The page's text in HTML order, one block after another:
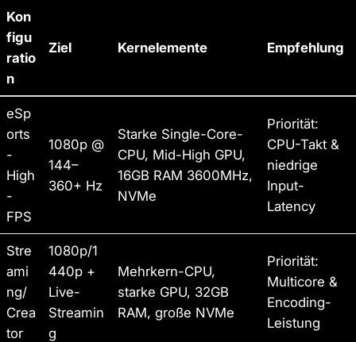
Kon
figu
ratio
n
Ziel Kernelemente Empfehlung
eSp
orts
-
High
-
FPS
1080p @
144–
360+ Hz
Starke Single-Core-
CPU, Mid-High GPU,
16GB RAM 3600MHz,
NVMe
Priorität:
CPU-Takt &
niedrige
Input-
Latency
Stre
ami
ng/
Crea
tor
1080p/1
440p +
Live-
Streamin
g
Mehrkern-CPU,
starke GPU, 32GB
RAM, große NVMe
Priorität:
Multicore &
Encoding-
Leistung